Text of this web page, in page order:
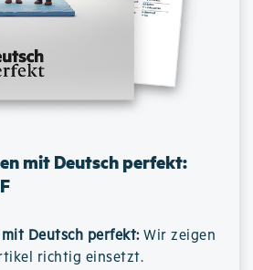
mit Deutsch perfekt:
mit Deutsch perfekt: Wir zeigen
richtig einsetzt.